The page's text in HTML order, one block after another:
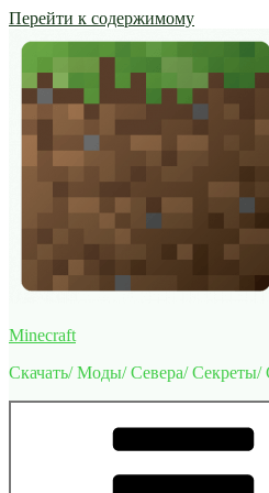
Перейти к содержимому
Minecraft
Скачать/ Моды/ Севера/ Секреты/